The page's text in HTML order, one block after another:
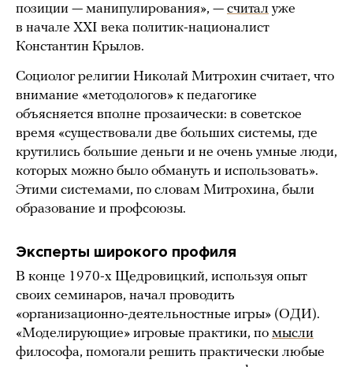
позиции — манипулирования», — считал уже
в начале XXI века политик-националист
Константин Крылов.
Социолог религии Николай Митрохин считает, что
внимание «методологов» к педагогике
объясняется вполне прозаически: в советское
время «существовали две больших системы, где
крутились большие деньги и не очень умные люди,
которых можно было обмануть и использовать».
Этими системами, по словам Митрохина, были
образование и профсоюзы.
Эксперты широкого профиля
В конце 1970-х Щедровицкий, используя опыт
своих семинаров, начал проводить
«организационно-деятельностные игры» (ОДИ).
«Моделирующие» игровые практики, по мысли
философа, помогали решить практически любые